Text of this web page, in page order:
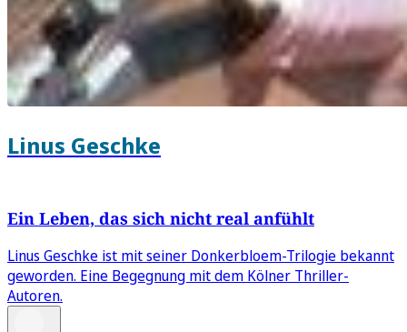
Linus Geschke
Ein Leben, das sich nicht real anfühlt
Linus Geschke ist mit seiner Donkerbloem-Trilogie bekannt
geworden. Eine Begegnung mit dem Kölner Thriller-
Autoren.